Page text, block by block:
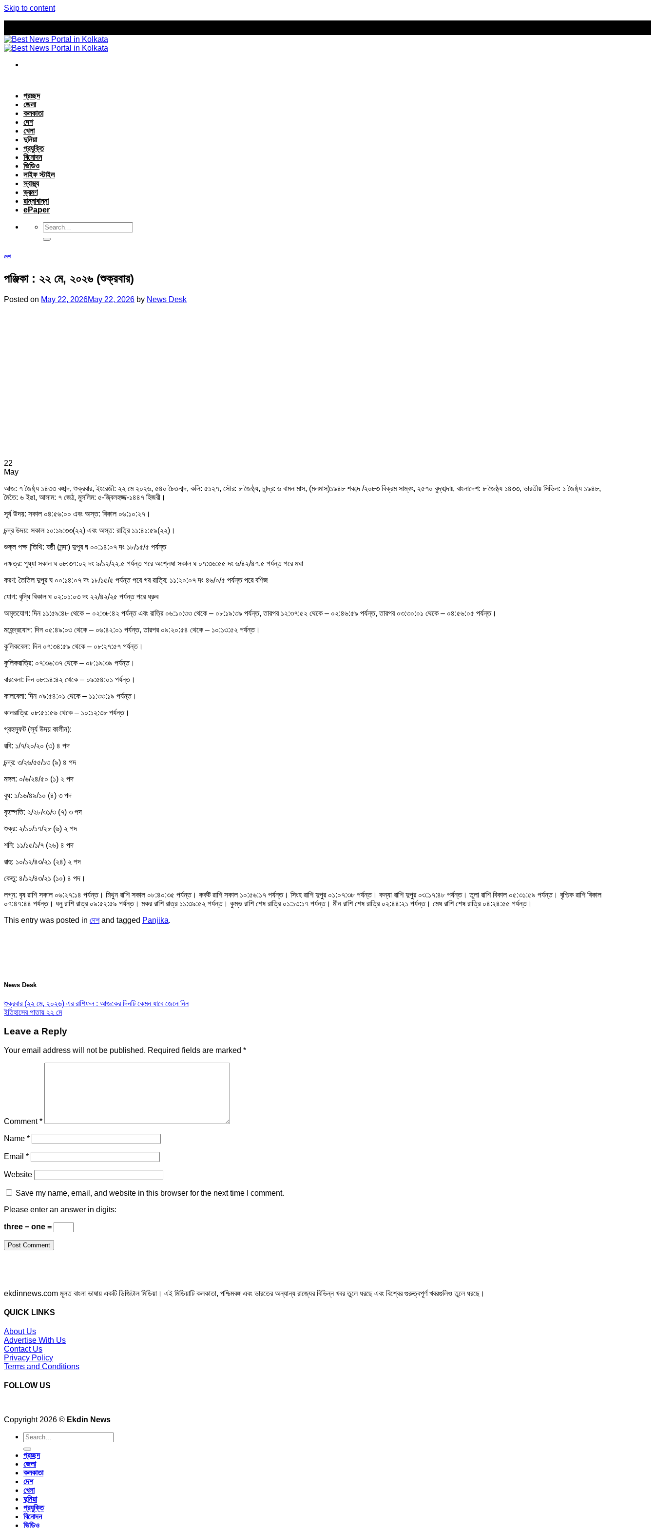
Skip to content
প্রচ্ছদ
জেলা
কলকাতা
দেশ
খেলা
দুনিয়া
প্রযুক্তি
বিনোদন
ভিডিও
লাইফ স্টাইল
স্বাস্থ্য
ভ্রমণ
রান্নাবান্না
ePaper
দেশ
পঞ্জিকা : ২২ মে, ২০২৬ (শুক্রবার)
Posted on May 22, 2026May 22, 2026 by News Desk
22
May
আজ: ৭ জৈষ্ঠ্য ১৪৩৩ বঙ্গাব্দ, শুক্রবার, ইংরেজী: ২২ মে ২০২৬, ৫৪০ চৈতনাব্দ, কলি: ৫১২৭, সৌর: ৮ জৈষ্ঠ্য, চান্দ্র: ৬ বামন মাস, (মলমাস)১৯৪৮ শকাব্দ /২০৮৩ বিক্রম সাম্বৎ, ২৫৭০ বুদ্ধাব্দাঃ, বাংলাদেশ: ৮ জৈষ্ঠ্য ১৪৩৩, ভারতীয় সিভিল: ১ জৈষ্ঠ্য ১৯৪৮,
মৈতৈ: ৬ ইঙা, আসাম: ৭ জেঠ, মুসলিম: ৫-জ্বিলহজ্জ-১৪৪৭ হিজরী।
সূর্য উদয়: সকাল ০৪:৫৬:০০ এবং অস্ত: বিকাল ০৬:১০:২৭।
চন্দ্র উদয়: সকাল ১০:১৯:৩৩(২২) এবং অস্ত: রাত্রি ১১:৪১:৫৯(২২)।
শুক্ল পক্ষ |তিথি: ষষ্ঠী (নন্দা) দুপুর ঘ ০০:১৪:০৭ দং ১৮/১৫/৫ পর্যন্ত
নক্ষত্র: পুষ্যা সকাল ঘ ০৮:৩৭:০২ দং ৯/১২/২২.৫ পর্যন্ত পরে অশ্লেষা সকাল ঘ ০৭:৩৬:৫৫ দং ৬/৪২/৪৭.৫ পর্যন্ত পরে মঘা
করণ: তৈতিল দুপুর ঘ ০০:১৪:০৭ দং ১৮/১৫/৫ পর্যন্ত পরে গর রাত্রি: ১১:২০:০৭ দং ৪৬/০/৫ পর্যন্ত পরে বণিজ
যোগ: বৃদ্ধি বিকাল ঘ ০২:০১:০৩ দং ২২/৪২/২৫ পর্যন্ত পরে ধ্রুব
অমৃতযোগ: দিন ১১:৫৯:৪৮ থেকে – ০২:৩৮:৪২ পর্যন্ত এবং রাত্রি ০৬:১০:৩৩ থেকে – ০৮:১৯:৩৯ পর্যন্ত, তারপর ১২:৩৭:৫২ থেকে – ০২:৪৬:৫৯ পর্যন্ত, তারপর ০৩:৩০:০১ থেকে – ০৪:৫৬:০৫ পর্যন্ত।
মহেন্দ্রযোগ: দিন ০৫:৪৯:০৩ থেকে – ০৬:৪২:০১ পর্যন্ত, তারপর ০৯:২০:৫৪ থেকে – ১০:১৩:৫২ পর্যন্ত।
কুলিকবেলা: দিন ০৭:৩৪:৫৯ থেকে – ০৮:২৭:৫৭ পর্যন্ত।
কুলিকরাত্রি: ০৭:৩৬:৩৭ থেকে – ০৮:১৯:৩৯ পর্যন্ত।
বারবেলা: দিন ০৮:১৪:৪২ থেকে – ০৯:৫৪:০১ পর্যন্ত।
কালবেলা: দিন ০৯:৫৪:০১ থেকে – ১১:৩৩:১৯ পর্যন্ত।
কালরাত্রি: ০৮:৫১:৫৬ থেকে – ১০:১২:৩৮ পর্যন্ত।
গ্রহস্ফুট (সূর্য উদয় কালীন):
রবি: ১/৭/২০/২০ (৩) ৪ পদ
চন্দ্র: ৩/২৬/৫৫/১৩ (৯) ৪ পদ
মঙ্গল: ০/৬/২৪/৫০ (১) ২ পদ
বুধ: ১/১৬/৪৯/১০ (৪) ৩ পদ
বৃহস্পতি: ২/২৮/৩১/৩ (৭) ৩ পদ
শুক্র: ২/১০/১৭/২৮ (৬) ২ পদ
শনি: ১১/১৫/১/৭ (২৬) ৪ পদ
রাহু: ১০/১২/৪৩/২১ (২৪) ২ পদ
কেতু: ৪/১২/৪৩/২১ (১০) ৪ পদ।
লগ্ন: বৃষ রাশি সকাল ০৬:২৭:১৪ পর্যন্ত। মিথুন রাশি সকাল ০৮:৪০:৩৫ পর্যন্ত। কর্কট রাশি সকাল ১০:৫৬:১৭ পর্যন্ত। সিংহ রাশি দুপুর ০১:০৭:৩৮ পর্যন্ত। কন্যা রাশি দুপুর ০৩:১৭:৪৮ পর্যন্ত। তুলা রাশি বিকাল ০৫:৩১:৫৯ পর্যন্ত। বৃশ্চিক রাশি বিকাল
০৭:৪৭:৪৪ পর্যন্ত। ধনু রাশি রাত্র ০৯:৫২:৫৯ পর্যন্ত। মকর রাশি রাত্র ১১:৩৯:৫২ পর্যন্ত। কুম্ভ রাশি শেষ রাত্রি ০১:১৩:১৭ পর্যন্ত। মীন রাশি শেষ রাত্রি ০২:৪৪:২১ পর্যন্ত। মেষ রাশি শেষ রাত্রি ০৪:২৪:৫৫ পর্যন্ত।
This entry was posted in দেশand tagged Panjika.
News Desk
শুক্রবার (২২ মে, ২০২৬) এর রাশিফল : আজকের দিনটি কেমন যাবে জেনে নিন
ইতিহাসের পাতায় ২২ মে
Leave a Reply
Your email address will not be published. Required fields are marked *
Comment*
Name *
Email *
Website
Save my name, email, and website in this browser for the next time I comment.
Please enter an answer in digits:
three − one =
ekdinnews.com মূলত বাংলা ভাষায় একটি ডিজিটাল মিডিয়া। এই মিডিয়াটি কলকাতা, পশ্চিমবঙ্গ এবং ভারতের অন্যান্য রাজ্যের বিভিন্ন খবর তুলে ধরছে এবং বিশ্বের গুরুত্বপূর্ণ খবরগুলিও তুলে ধরছে।
QUICK LINKS
About Us
Advertise With Us
Contact Us
Privacy Policy
Terms and Conditions
FOLLOW US
Copyright 2026 © Ekdin News
প্রচ্ছদ
জেলা
কলকাতা
দেশ
খেলা
দুনিয়া
প্রযুক্তি
বিনোদন
ভিডিও